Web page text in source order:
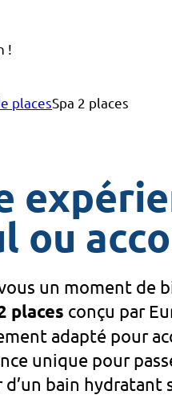
!
placesSpa 2 places
ou
un moment de
places conçu par
adapté pour
unique pour
bain hydratant